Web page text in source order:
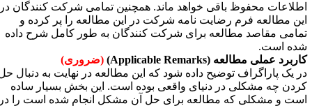
محفوظ باقی خواهد ماند. همچنین تمامی شرکت کنندگان در
مطالعه فرم رضایت نامه شرکت در این مطالعه را پر کرده و
مقاصد مطالعه برای شرکت کنندگان به طور کامل شرح داده
است.
عملی مطالعه (Applicable Remarks
)(ضروری)
یک پاراگراف توضیح داده شود که این مطالعه در نهایت به دنبال حل
چه مشکلی در دنیای واقعی بوده است. این بخش بسیار ساده
و مشکلی که مطالعه برای حل آن مشکل انجام شده است را در